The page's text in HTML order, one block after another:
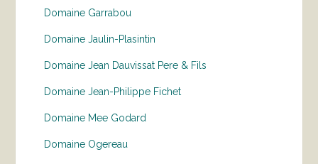
Domaine Garrabou
Domaine Jaulin-Plasintin
Domaine Jean Dauvissat Pere & Fils
Domaine Jean-Philippe Fichet
Domaine Mee Godard
Domaine Ogereau